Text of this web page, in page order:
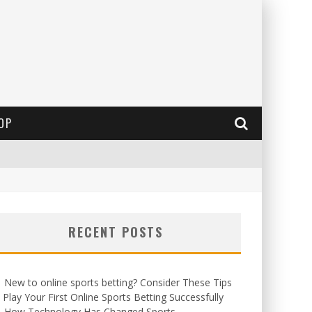
RECENT POSTS
New to online sports betting? Consider These Tips
Your First Online Sports Betting Successfully